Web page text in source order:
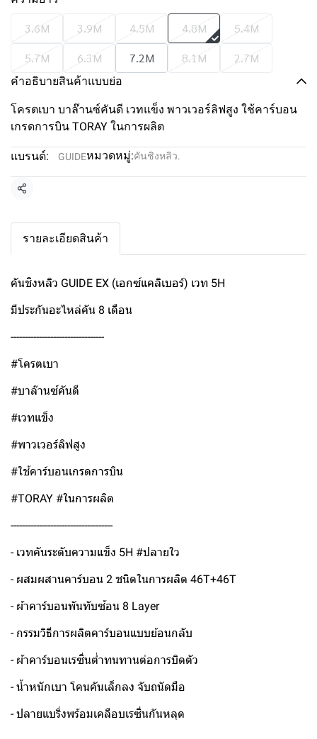
3.6M 3.9M 4.5M 4.8M
5.4M
5.7M
6.3M 7.2M 8.1M 2.7M
คำอธิบายสินค้าแบบย่อ
โครตเบา บาล๊านซ์คันดี เวทแข็ง พาวเวอร์ลิฟสูง ใช้คาร์บอน
เกรดการบิน TORAY ในการผลิต
แบรนด์: GUIDEหมวดหมู่:คันชิงหลิว.
แชร์
รายละเอียดสินค้า
คันชิงหลิว GUIDE EX (เอกซ์แคลิเบอร์) เวท 5H
มีประกันอะไหล่คัน 8 เดือน
---------------------------------
#โครตเบา
#บาล๊านซ์คันดี
#เวทแข็ง
#พาวเวอร์ลิฟสูง
#ใช้คาร์บอนเกรดการบิน
#TORAY #ในการผลิต
------------------------------------
- เวทคันระดับความแข็ง 5H #ปลายใว
- ผสมผสานคาร์บอน 2 ชนิดในการผลิต 46T+46T
- ผ้าคาร์บอนพันทับซ้อน 8 Layer
- กรรมวิธีการผลิตคาร์บอนแบบย้อนกลับ
- ผ้าคาร์บอนเรซิ่นต่ำทนทานต่อการบิดตัว
- น้ำหนักเบา โคนคันเล็กลง จับถนัดมือ
- ปลายแบริ่งพร้อมเคลือบเรซิ่นกันหลุด